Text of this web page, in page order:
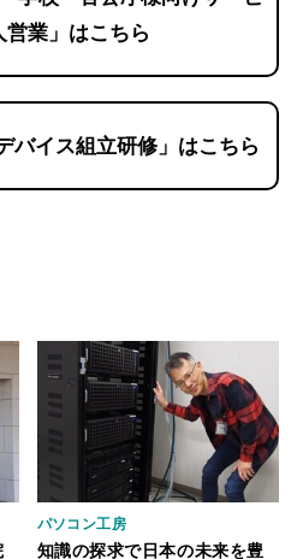
営業」はこちら
バイス組立研修」はこちら
パソコン工房
知識の探求で日本の未来を豊